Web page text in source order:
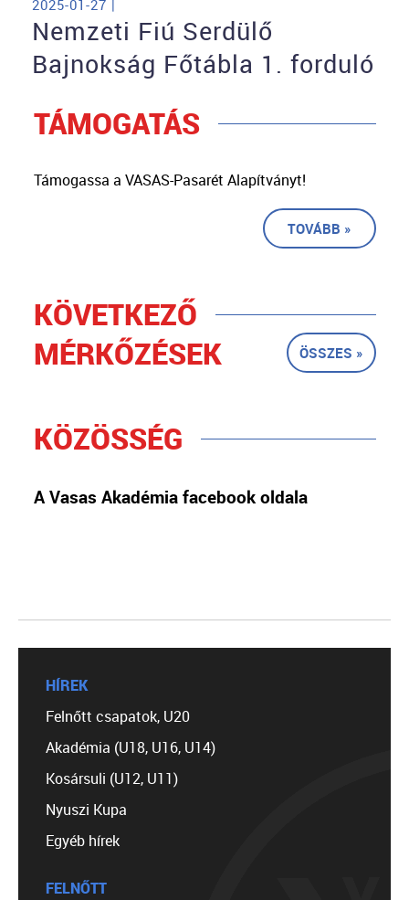
2025-01-27 |
Nemzeti Fiú Serdülő
Bajnokság Főtábla 1. forduló
TÁMOGATÁS
Támogassa a VASAS-Pasarét Alapítványt!
TOVÁBB »
KÖVETKEZŐ
MÉRKŐZÉSEK
ÖSSZES »
KÖZÖSSÉG
A Vasas Akadémia facebook oldala
HÍREK
Felnőtt csapatok, U20
Akadémia (U18, U16, U14)
Kosársuli (U12, U11)
Nyuszi Kupa
Egyéb hírek
FELNŐTT